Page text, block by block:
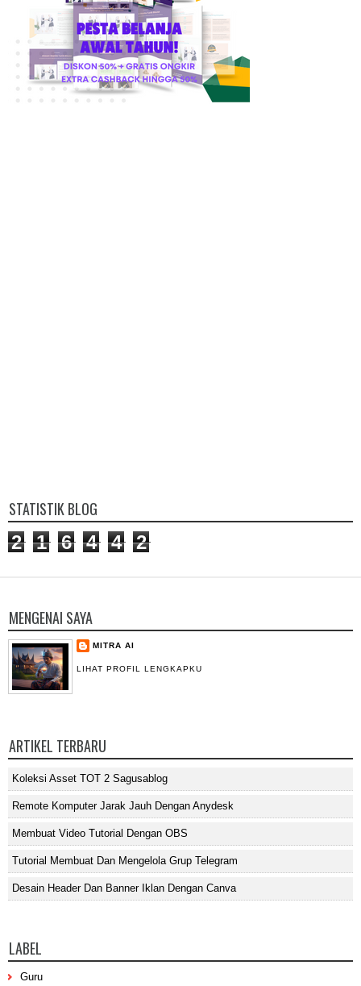
STATISTIK BLOG
2 1 6 4 4 2
MENGENAI SAYA
MITRA AI
LIHAT PROFIL LENGKAPKU
ARTIKEL TERBARU
Koleksi Asset TOT 2 Sagusablog
Remote Komputer Jarak Jauh Dengan Anydesk
Membuat Video Tutorial Dengan OBS
Tutorial Membuat Dan Mengelola Grup Telegram
Desain Header Dan Banner Iklan Dengan Canva
LABEL
Guru